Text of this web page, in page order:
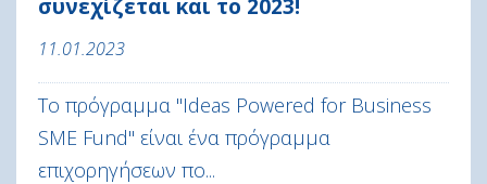
συνεχίζεται και το 2023!
11.01.2023
Το πρόγραμμα "Ideas Powered for Business
SME Fund" είναι ένα πρόγραμμα
επιχορηγήσεων πο...